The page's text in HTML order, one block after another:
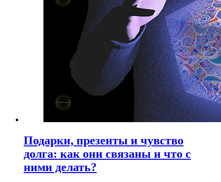
Подарки, презенты и чувство
долга: как они связаны и что с
ними делать?